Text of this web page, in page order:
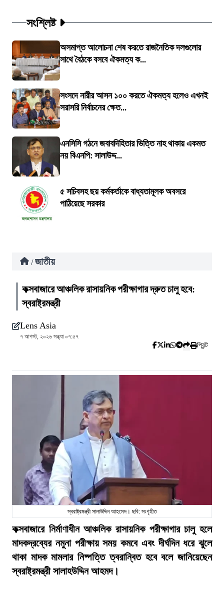
সংশ্লিষ্ট
অসমাপ্ত আলোচনা শেষ করতে রাজনৈতিক দলগুলোর
সাথে বৈঠকে বসবে ঐকমত্য ক...
সংসদে নারীর আসন ১০০ করতে ঐকমত্য হলেও এখনই
সরাসরি নির্বাচনের ক্ষেত...
এনসিসি গঠনে জবাবদিহিতার ভিত্তি নাহ থাকায় একমত
নয় বিএনপি: সালাউদ্দ...
৫ সচিবসহ ছয় কর্মকর্তাকে বাধ্যতামূলক অবসরে
পাঠিয়েছে সরকার
/ জাতীয়
কক্সবাজারে আঞ্চলিক রাসায়নিক পরীক্ষাগার দ্রুত চালু হবে:
স্বরাষ্ট্রমন্ত্রী
Lens Asia
৭ আগস্ট, ২০২৬ সন্ধ্যা ০৭:৫৭
প্রিন্ট
স্বরাষ্ট্রমন্ত্রী সালাউদ্দিন আহমেদ। ছবি: সংগৃহীত
কক্সবাজারে নির্মাণাধীন আঞ্চলিক রাসায়নিক পরীক্ষাগার চালু হলে
মাদকদ্রব্যের নমুনা পরীক্ষায় সময় কমবে এবং দীর্ঘদিন ধরে ঝুলে
থাকা মাদক মামলার নিষ্পত্তি ত্বরান্বিত হবে বলে জানিয়েছেন
স্বরাষ্ট্রমন্ত্রী সালাহউদ্দিন আহমদ।